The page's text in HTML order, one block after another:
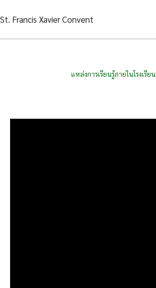
to
St. Francis Xavier Convent
แหล่งการเรียนรู้ภายในโรงเรียน